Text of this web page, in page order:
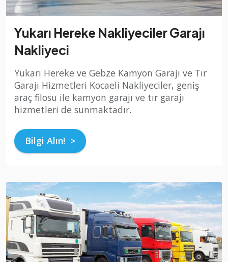
Yukarı Hereke Nakliyeciler Garajı
Nakliyeci
Yukarı Hereke ve Gebze Kamyon Garajı ve Tır
Garajı Hizmetleri Kocaeli Nakliyeciler, geniş
araç filosu ile kamyon garajı ve tır garajı
hizmetleri de sunmaktadır.
Bilgi Alın! >